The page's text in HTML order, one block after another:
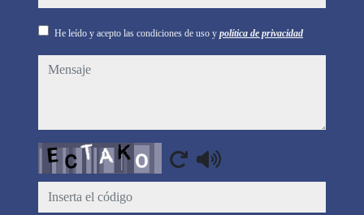
He leído y acepto las condiciones de uso y política de privacidad
mensaje
Captcha